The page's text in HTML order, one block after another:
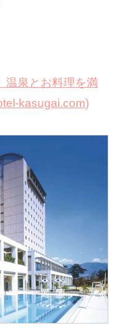
温泉とお料理を満
kasugai.com)